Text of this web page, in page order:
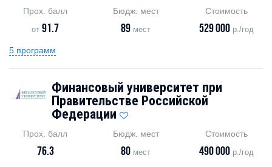
Прох. балл
от91.7
Бюдж. мест
89 мест
Стоимость
529 000 р./год
5 программ
Финансовый университет при
Правительстве Российской
Федерации
Прох. балл
76.3
Бюдж. мест
80 мест
Стоимость
490 000 р./год